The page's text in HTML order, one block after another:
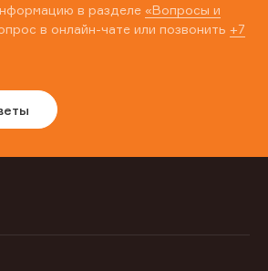
в разделе «Вопросы и
в онлайн-чате или позвонить +7